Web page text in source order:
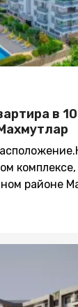
в
районе
в том, что
у
квартиру в